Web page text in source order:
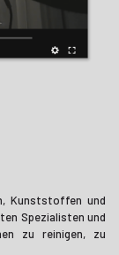
Kunststoffen und
Spezialisten und
zu reinigen, zu